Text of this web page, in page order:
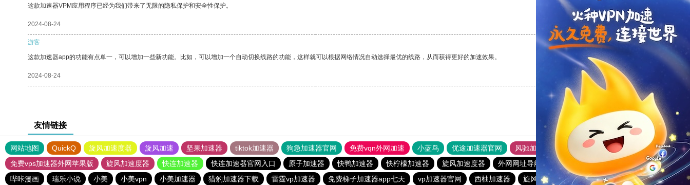
这款加速器VPM应用程序已经为我们带来了无限的隐私保护和安全性保护。
2024-08-24 支持 [0] 反对 [0]
游客
这款加速器app的功能有点单一，可以增加一些新功能。比如，可以增加一个自动切换线路的功能，这样就可以根据网络情况自动选择最优的线路，从而获得更好的加速效果。
2024-08-24 支持
友情链接
网站地图 QuickQ 旋风加速度器 旋风加速 坚果加速器 tiktok加速器 狗急加速器官网 免费vqn外网加速 小蓝鸟 优途加速器官网 风驰加速器
旋风加速器
免费vps加速器外网苹果版
旋风加速度器 快连加速器 快连加速器官网入口 原子加速器 快鸭加速器 快柠檬加速器 旋风加速度器 外网网址导航 软件中心 雷霆加速
狂飙加速器
哔咔漫画
瑞乐小说 小美 小美vpn 小美加速器 猎豹加速器下载 雷霆vp加速器 免费梯子加速器app七天 vp加速器官网 西柚加速器 旋风加速度器 雷霆加器速 猎豹nvp加速器